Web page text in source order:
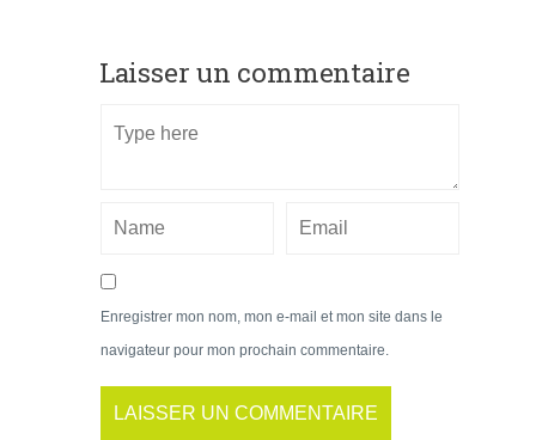
Laisser un commentaire
Enregistrer mon nom, mon e-mail et mon site dans le
navigateur pour mon prochain commentaire.